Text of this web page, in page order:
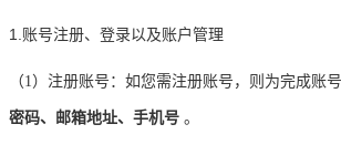
1.账号注册、登录以及账户管理
（1）注册账号：如您需注册账号，则为完成账
密码、邮箱地址、手机号 。